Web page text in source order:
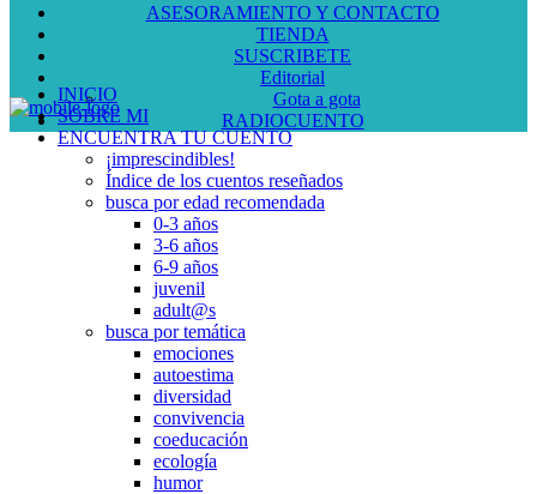
ASESORAMIENTO Y CONTACTO
TIENDA
SUSCRIBETE
Editorial
Gota a gota
RADIOCUENTO
INICIO
SOBRE MI
ENCUENTRA TU CUENTO
¡imprescindibles!
Índice de los cuentos reseñados
busca por edad recomendada
0-3 años
3-6 años
6-9 años
juvenil
adult@s
busca por temática
emociones
autoestima
diversidad
convivencia
coeducación
ecología
humor